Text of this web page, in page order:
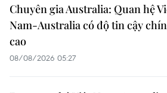
Chuyên gia Australia: Quan hệ
Nam-Australia có độ tin cậy
cao
08/08/2026 05:27